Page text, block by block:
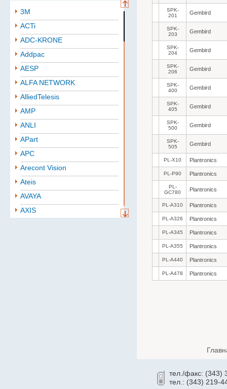
3M
ACTi
ADC-KRONE
Addpac
AESP
ALFA NETWORK
AlliedTelesis
AMP
ANLI
APart
APC
Arecont Vision
Ateis
AVAYA
AXIS
SPK-
201
Gembird
SPK-
203
Gembird
SPK-
204
Gembird
SPK-
206
Gembird
SPK-
400
Gembird
SPK-
405
Gembird
SPK-
500
Gembird
SPK-
505
Gembird
PL-X10 Plantronics
PL-P90 Plantronics
PL-
GC780
Plantronics
PL-A310 Plantronics
PL-A326 Plantronics
PL-A345 Plantronics
PL-A355 Plantronics
PL-A440 Plantronics
PL-A478 Plantronics
тел./факс: (343)
тел.: (343) 219-